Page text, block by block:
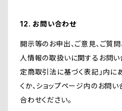
12. お問い合わせ
開示等のお申出、ご意見、ご質
人情報の取扱いに関するお問い
定商取引法に基づく表記」内
くか、ショップページ内のお問
合わせください。